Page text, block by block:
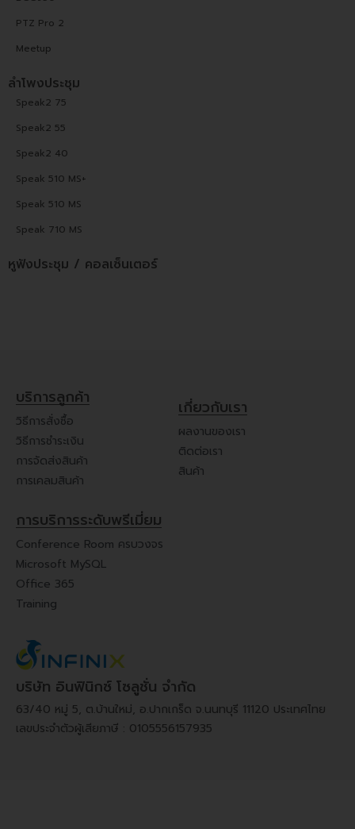
PTZ Pro 2
Meetup
ลำโพงประชุม
Speak2 75
Speak2 55
Speak2 40
Speak 510 MS+
Speak 510 MS
Speak 710 MS
หูฟังประชุม / คอลเซ็นเตอร์
บริการลูกค้า
วิธีการสั่งซื้อ
วิธีการชำระเงิน
การจัดส่งสินค้า
การเคลมสินค้า
เกี่ยวกับเรา
ผลงานของเรา
ติดต่อเรา
สินค้า
การบริการระดับพรีเมี่ยม
Conference Room ครบวงจร
Microsoft MySQL
Office 365
Training
บริษัท อินฟินิกซ์ โซลูชั่น จำกัด
63/40 หมู่ 5, ต.บ้านใหม่, อ.ปากเกร็ด จ.นนทบุรี 11120 ประเทศไทย
เลขประจำตัวผู้เสียภาษี : 0105556157935